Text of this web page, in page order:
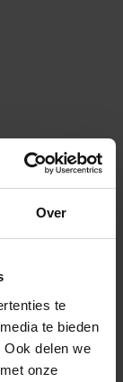
Over
te
te bieden
Ook delen we
onze